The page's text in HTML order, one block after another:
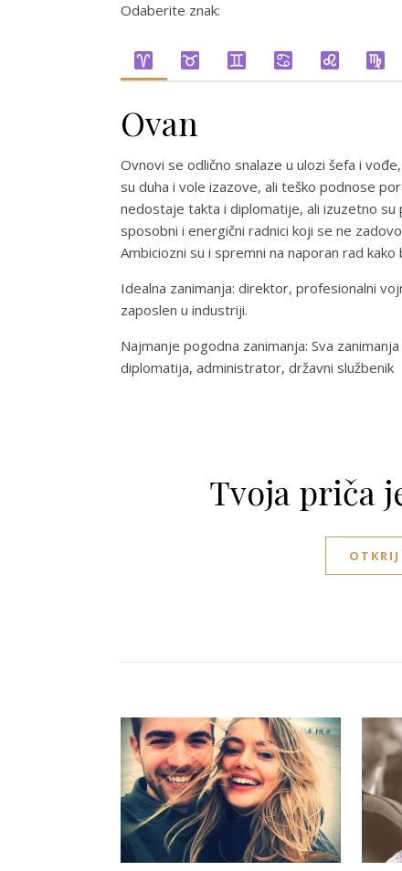
Odaberite znak:
Ovan
Ovnovi se odlično snalaze u ulozi šefa i
su duha i vole izazove, ali teško podnose
nedostaje takta i diplomatije, ali izuzetno su
sposobni i energični radnici koji se ne
Ambiciozni su i spremni na naporan rad kako
Idealna zanimanja: direktor, profesionalni
zaposlen u industriji.
Najmanje pogodna zanimanja: Sva
diplomatija, administrator, državni službenik
Tvoja priča